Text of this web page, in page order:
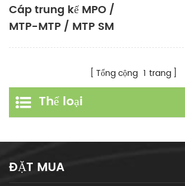
Cáp trung kế MPO /
MTP-MTP / MTP SM
MM OM3 OM4 OM5
Tổng cộng 1 trang
Thể loại
ĐẶT MUA